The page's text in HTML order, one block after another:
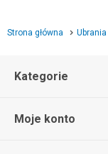
Strona główna
Kategorie
Moje konto